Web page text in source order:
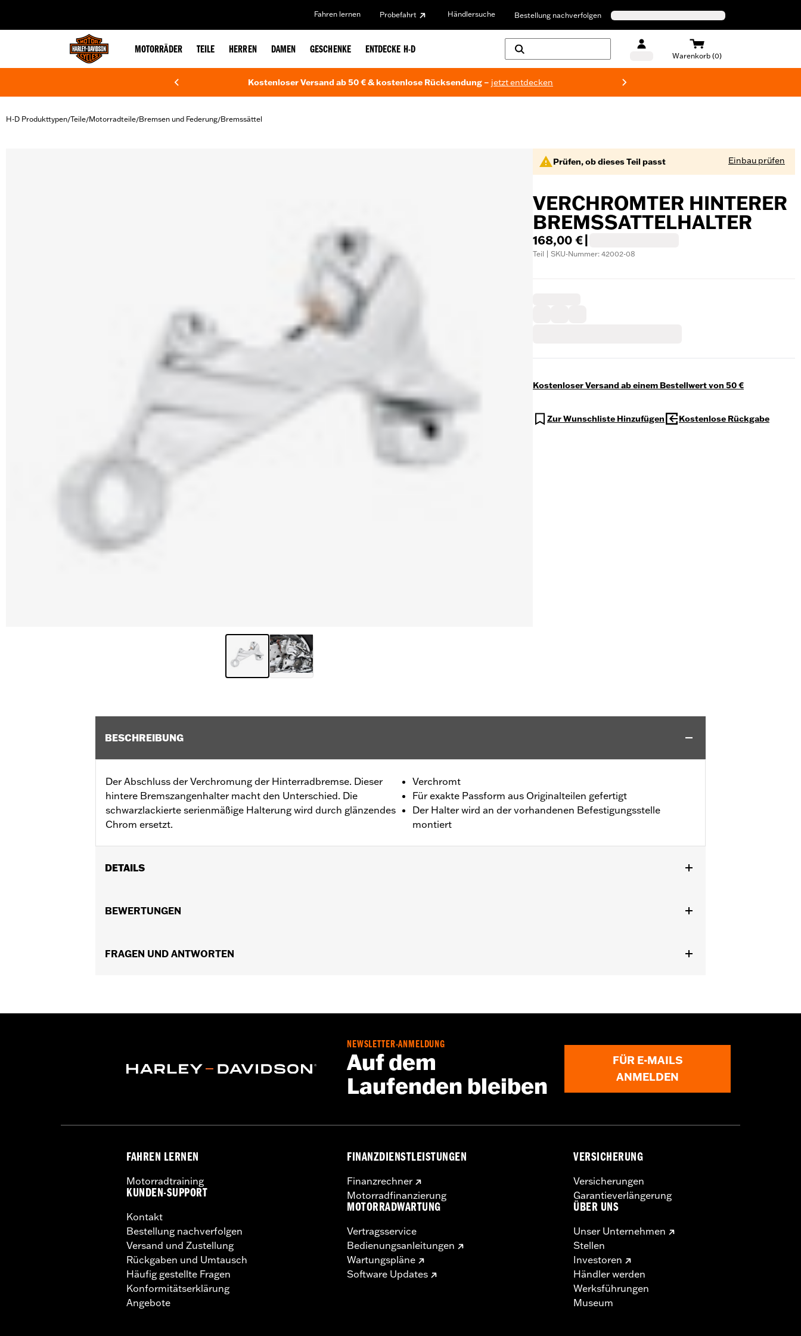
Fahren lernen Probefahrt Händlersuche Bestellung nachverfolgen
MOTORRÄDER TEILE HERREN DAMEN GESCHENKE ENTDECKE H-D
Warenkorb (0)
Kostenloser Versand ab 50 € & kostenlose Rücksendung – jetzt entdecken
H-D Produkttypen/Teile/Motorradteile/Bremsen und Federung/Bremssättel
Prüfen, ob dieses Teil passt Einbau prüfen
VERCHROMTER HINTERER
BREMSSATTELHALTER
168,00 €
Teil | SKU-Nummer: 42002-08
Kostenloser Versand ab einem Bestellwert von 50 €
Zur Wunschliste Hinzufügen Kostenlose Rückgabe
BESCHREIBUNG
Der Abschluss der Verchromung der Hinterradbremse. Dieser
hintere Bremszangenhalter macht den Unterschied. Die
schwarzlackierte serienmäßige Halterung wird durch glänzendes
Chrom ersetzt.
Verchromt
Für exakte Passform aus Originalteilen gefertigt
Der Halter wird an der vorhandenen Befestigungsstelle
montiert
DETAILS
Installationsanleitung
In der Box:Nur Halterung
BEWERTUNGEN
FRAGEN UND ANTWORTEN
NEWSLETTER-ANMELDUNG
Auf dem
Laufenden bleiben
FÜR E-MAILS
ANMELDEN
FAHREN LERNEN
Motorradtraining
KUNDEN-SUPPORT
Kontakt
Bestellung nachverfolgen
Versand und Zustellung
Rückgaben und Umtausch
Häufig gestellte Fragen
Konformitätserklärung
Angebote
FINANZDIENSTLEISTUNGEN
Finanzrechner
Motorradfinanzierung
MOTORRADWARTUNG
Vertragsservice
Bedienungsanleitungen
Wartungspläne
Software Updates
VERSICHERUNG
Versicherungen
Garantieverlängerung
ÜBER UNS
Unser Unternehmen
Stellen
Investoren
Händler werden
Werksführungen
Museum